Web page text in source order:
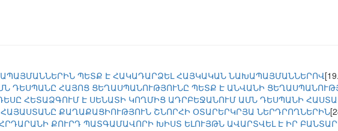
ՊԵՏՔ Է ՀԱԿԱԴԱՐՁԵԼ ՀԱՅԿԱԿԱՆ ՆԱԽԱՊԱՅՄԱՆՆԵՐՈՎ
ԴԵՍՊԱՆԸ ՀԱՅՈՑ ՑԵՂԱՍՊԱՆՈՒԹՅՈՒՆԸ ՊԵՏՔ Է ԱՆՎԱՆԻ
ՀԵՏԱՁԳՈՒՄ Է ՍԵՆԱՏԻ ԿՈՂՄԻՑ ԱԴՐԲԵՋԱՆՈՒՄ ԱՄՆ ԴԵՍՊԱՆԻ
ՔԱՂԱՔԱՑԻՈՒԹՅՈՒՆ ՇՆՈՐՀԻ ՕՏԱՐԵՐԿՐՅԱ ՆԵՐԴՐՈՂՆԵՐԻՆ
ՔՈՒՐԴ ՊԱՏԳԱՄԱՎՈՐԻ ԽԻՍՏ ԵԼՈՒՅԹՆ ԱՎԱՐՏՎԵԼ Է ԻՐ